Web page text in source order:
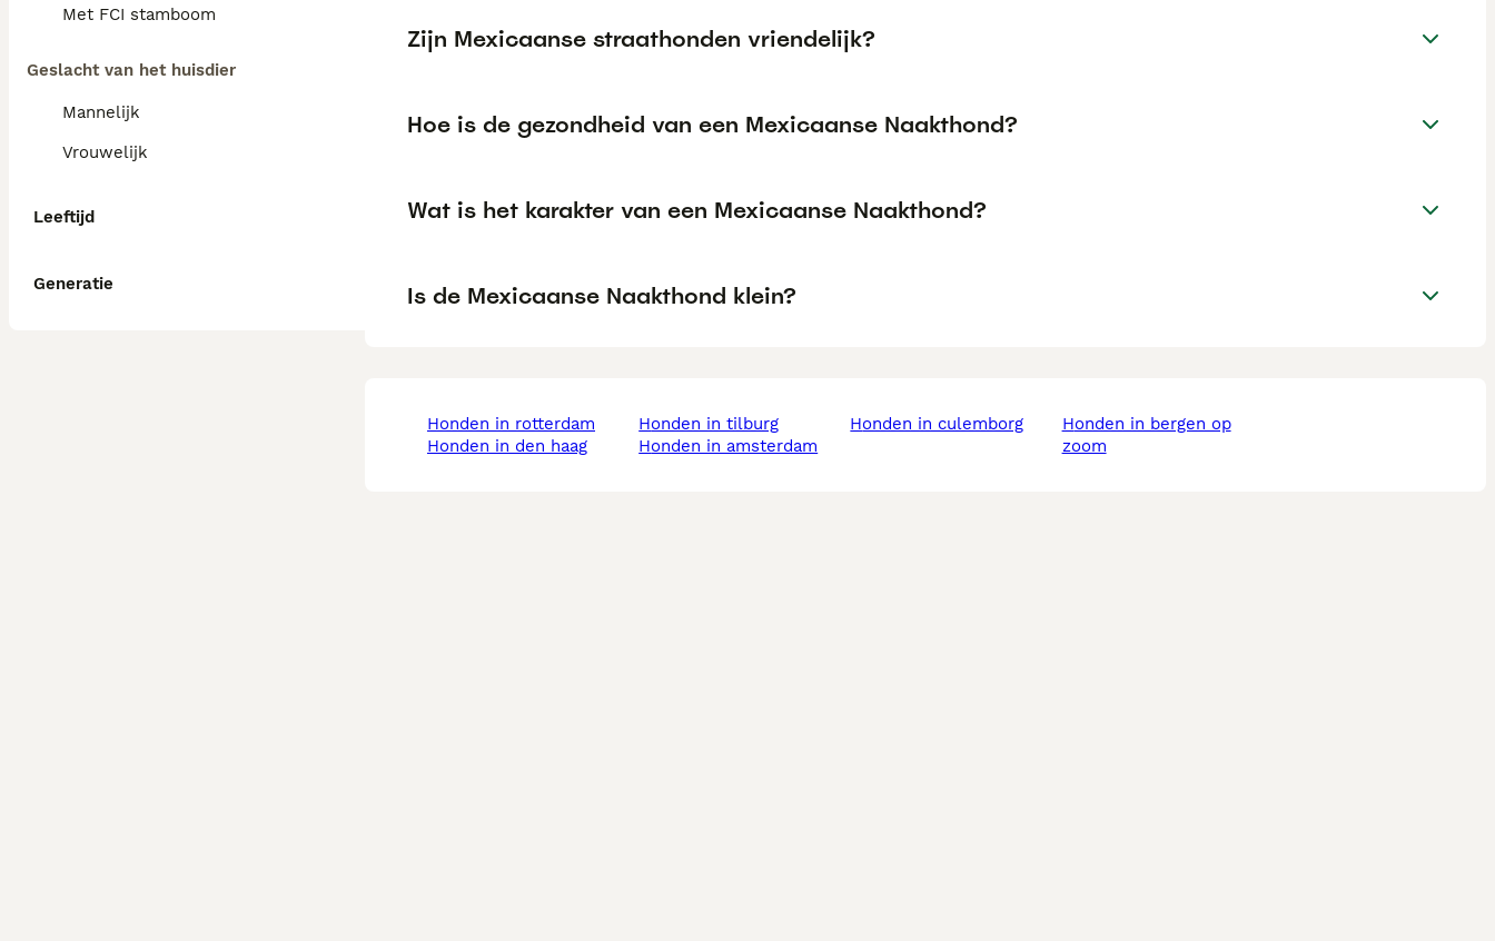
Met FCI stamboom
Geslacht van het huisdier
Mannelijk
Vrouwelijk
Leeftijd
Generatie
Zijn Mexicaanse straathonden vriendelijk?
Hoe is de gezondheid van een Mexicaanse Naakthond?
Wat is het karakter van een Mexicaanse Naakthond?
Is de Mexicaanse Naakthond klein?
honden in rotterdam
honden in den haag
honden in tilburg
honden in amsterdam
honden in culemborg
honden in bergen op
zoom